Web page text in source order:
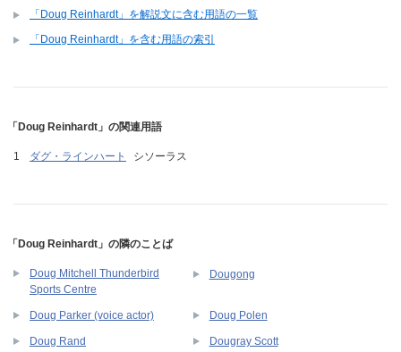
「Doug Reinhardt」を解説文に含む用語の一覧
「Doug Reinhardt」を含む用語の索引
「Doug Reinhardt」の関連用語
ダグ・ラインハート シソーラス
「Doug Reinhardt」の隣のことば
Doug Mitchell Thunderbird
Sports Centre
Dougong
Doug Parker (voice actor) Doug Polen
Doug Rand Dougray Scott